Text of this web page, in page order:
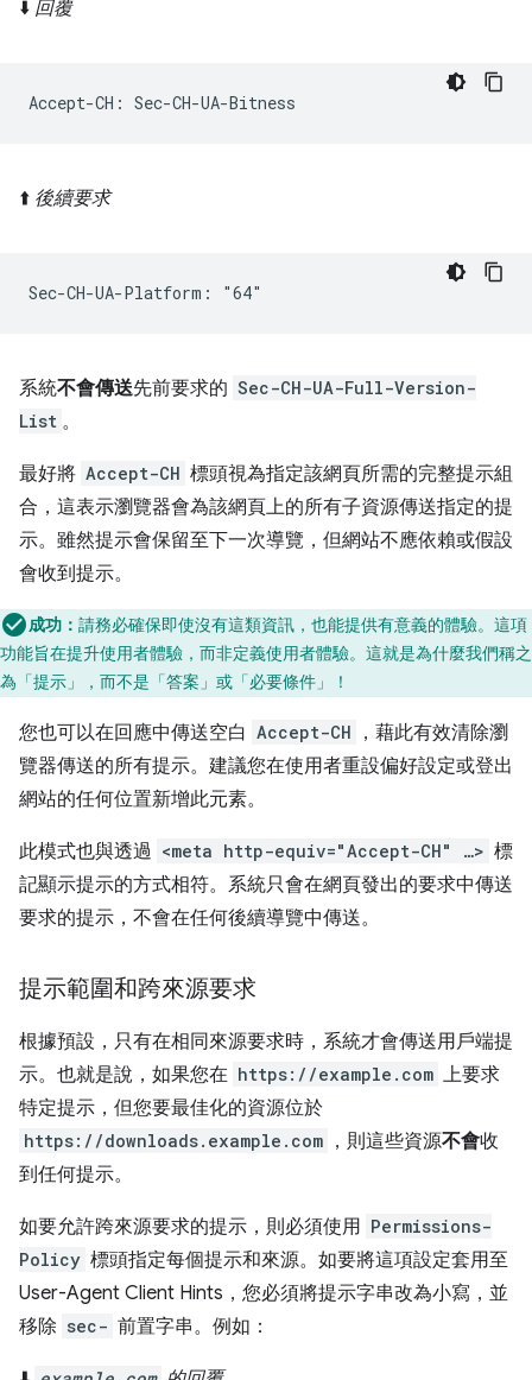
⬇️ 回覆
⬆️ 後續要求
系統不會傳送先前要求的 Sec-CH-UA-Full-Version-
List 。
最好將 Accept-CH 標頭視為指定該網頁所需的完整提示組
合，這表示瀏覽器會為該網頁上的所有子資源傳送指定的提
示。雖然提示會保留至下一次導覽，但網站不應依賴或假設
會收到提示。
成功： 請務必確保即使沒有這類資訊，也能提供有意義的體驗。這項
功能旨在提升使用者體驗，而非定義使用者體驗。這就是為什麼我們稱之
為「提示」，而不是「答案」或「必要條件」！
您也可以在回應中傳送空白 Accept-CH
，藉此有效清除瀏
覽器傳送的所有提示。建議您在使用者重設偏好設定或登出
網站的任何位置新增此元素。
此模式也與透過 <meta http-equiv="Accept-CH" …> 標
記顯示提示的方式相符。系統只會在網頁發出的要求中傳送
要求的提示，不會在任何後續導覽中傳送。
提示範圍和跨來源要求
根據預設，只有在相同來源要求時，系統才會傳送用戶端提
示。也就是說，如果您在 https://example.com 上要求
特定提示，但您要最佳化的資源位於
https://downloads.example.com ，則這些資源不會收
到任何提示。
如要允許跨來源要求的提示，則必須使用 Permissions-
Policy 標頭指定每個提示和來源。如要將這項設定套用至
User-Agent Client Hints，您必須將提示字串改為小寫，並
移除 sec- 前置字串。例如：